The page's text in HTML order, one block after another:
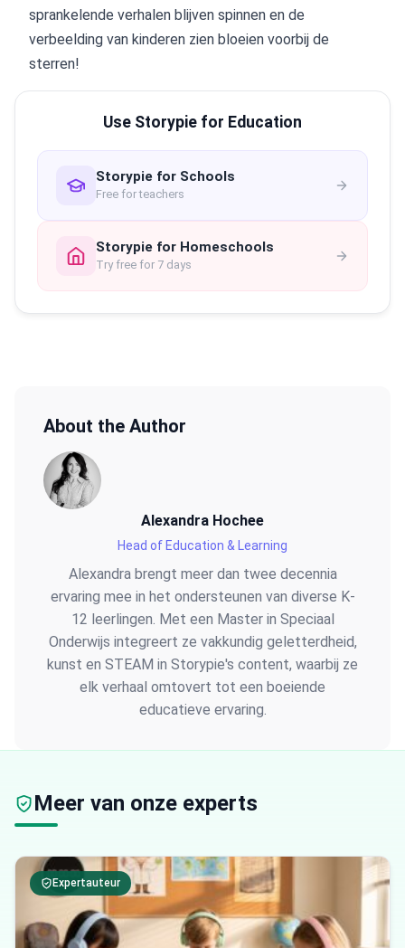
sprankelende verhalen blijven spinnen en de
verbeelding van kinderen zien bloeien voorbij de
sterren!
Use Storypie for Education
Storypie for Schools
Free for teachers
Storypie for Homeschools
Try free for 7 days
About the Author
Alexandra Hochee
Head of Education & Learning
Alexandra brengt meer dan twee decennia
ervaring mee in het ondersteunen van diverse K-
12 leerlingen. Met een Master in Speciaal
Onderwijs integreert ze vakkundig geletterdheid,
kunst en STEAM in Storypie's content, waarbij ze
elk verhaal omtovert tot een boeiende
educatieve ervaring.
Meer van onze experts
Expertauteur